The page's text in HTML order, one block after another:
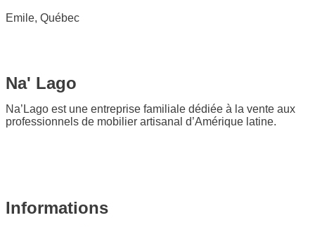
Emile, Québec
Na' Lago
Na’Lago est une entreprise familiale dédiée à la vente aux
professionnels de mobilier artisanal d’Amérique latine.
Informations